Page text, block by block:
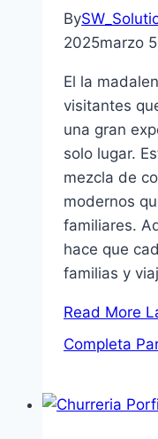
By
2025marzo
El la
visitantes
una gran
solo lugar.
mezcla de
modernos
familiares.
hace que
familias y
Read More
Completa